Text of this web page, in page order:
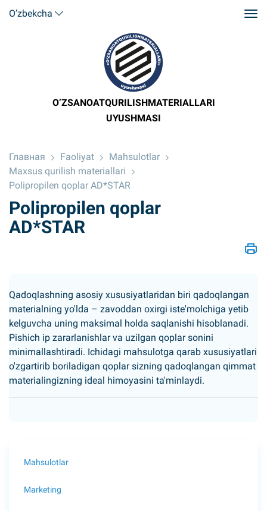
O’zbekcha
O’ZSANOATQURILISHMATERIALLARI
UYUSHMASI
Главная Faoliyat
Mahsulotlar
Maxsus qurilish materiallari
Polipropilen qoplar AD*STAR
Polipropilen qoplar
AD*STAR
Qadoqlashning asosiy xususiyatlaridan biri qadoqlangan
materialning yo'lda – zavoddan oxirgi iste'molchiga yetib
kelguvcha uning maksimal holda saqlanishi hisoblanadi.
Pishich ip zararlanishlar va uzilgan qoplar sonini
minimallashtiradi. Ichidagi mahsulotga qarab xususiyatlari
o'zgartirib boriladigan qoplar sizning qadoqlangan qimmat
materialingizning ideal himoyasini ta'minlaydi.
Mahsulotlar
Marketing